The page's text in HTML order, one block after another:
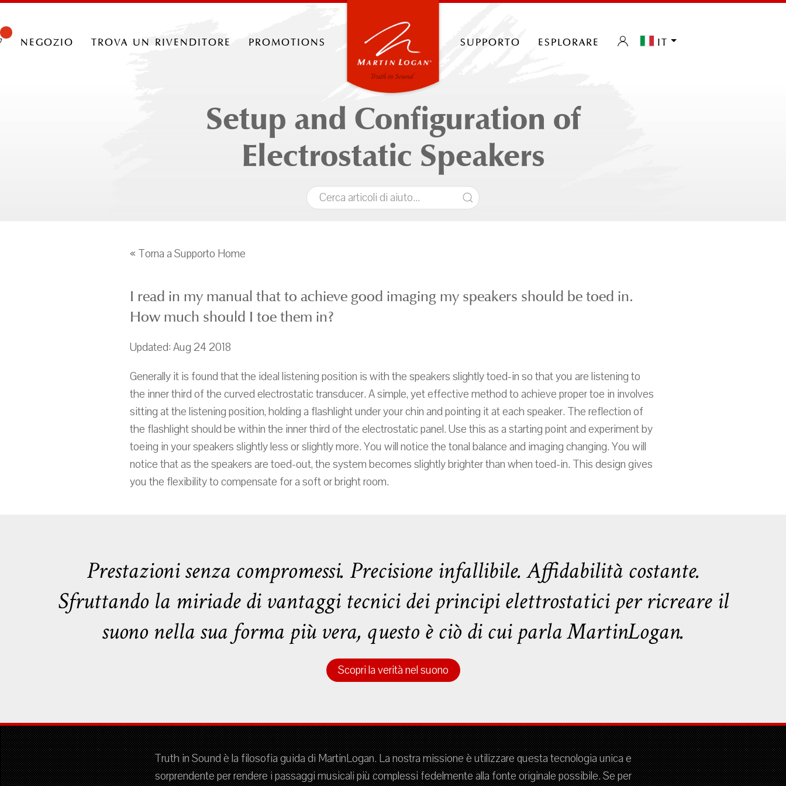
negozio trova un rivenditore promotions supporto esplorare it
Setup and Configuration of
Electrostatic Speakers
« Torna a Supporto Home
I read in my manual that to achieve good imaging my speakers should be toed in.
How much should I toe them in?
Updated: Aug 24 2018
Generally it is found that the ideal listening position is with the speakers slightly toed-in so that you are listening to
the inner third of the curved electrostatic transducer. A simple, yet effective method to achieve proper toe in involves
sitting at the listening position, holding a flashlight under your chin and pointing it at each speaker. The reflection of
the flashlight should be within the inner third of the electrostatic panel. Use this as a starting point and experiment by
toeing in your speakers slightly less or slightly more. You will notice the tonal balance and imaging changing. You will
notice that as the speakers are toed-out, the system becomes slightly brighter than when toed-in. This design gives
you the flexibility to compensate for a soft or bright room.
Prestazioni senza compromessi. Precisione infallibile. Affidabilità costante.
Sfruttando la miriade di vantaggi tecnici dei principi elettrostatici per ricreare il
suono nella sua forma più vera, questo è ciò di cui parla MartinLogan.
Scopri la verità nel suono
Truth in Sound è la filosofia guida di MartinLogan. La nostra missione è utilizzare questa tecnologia unica e
sorprendente per rendere i passaggi musicali più complessi fedelmente alla fonte originale possibile. Se per